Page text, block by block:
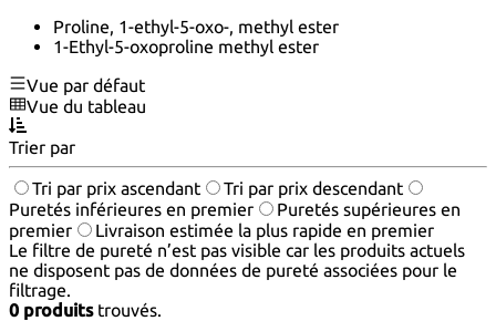
Proline, 1-ethyl-5-oxo-, methyl ester
1-Ethyl-5-oxoproline methyl ester
Vue par défaut
Vue du tableau
Trier par
Tri par prix ascendant
Tri par prix descendant
Puretés inférieures en premier
Puretés supérieures en
premier
Livraison estimée la plus rapide en premier
Le filtre de pureté n’est pas visible car les produits actuels
ne disposent pas de données de pureté associées pour le
filtrage.
0 produitstrouvés.